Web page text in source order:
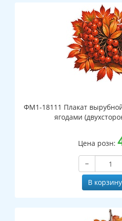
ФМ1-18111 Плакат
ягодами
Цена розн:
−
В корзину